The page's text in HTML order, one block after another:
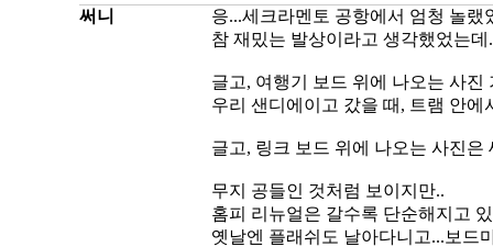
써니
응...세크라멘토 공항에서 엄청 놀랬
참 재밌는 발상이라고 생각했었는데
글고, 여행기 보드 위에 나오는 사진
우리 샌디에이고 갔을 때, 트램 안에
글고, 링크 보드 위에 나오는 사진
무지 공들인 것처럼 보이지만..
홈피 리뉴얼은 갈수록 단순해지고
옛날엔 플래쉬도 날아다니고...보드